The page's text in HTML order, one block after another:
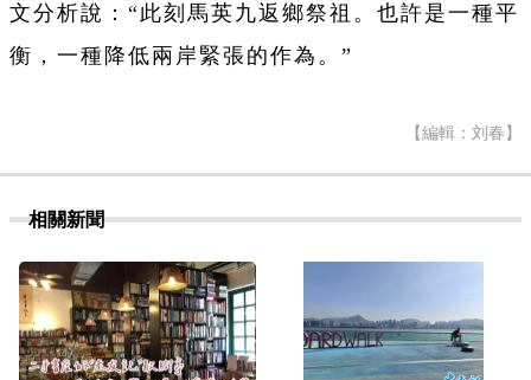
文分析說：“此刻馬英九返鄉祭祖。也許是一種平
衡，一種降低兩岸緊張的作為。”
【編輯：刘春】
相關新聞